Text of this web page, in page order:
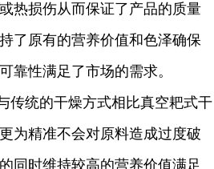
热损伤从而保证了产品的质量
了原有的营养价值和色泽确保
靠性满足了市场的需求。
传统的干燥方式相比真空耙式干
为精准不会对原料造成过度破
同时维持较高的营养价值满足